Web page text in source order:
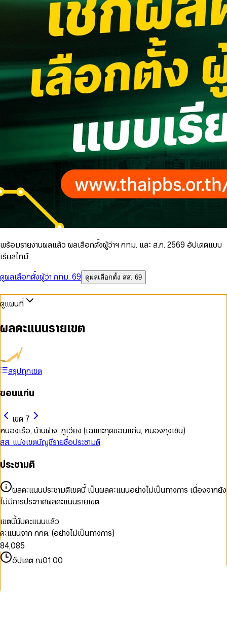
พร้อมรายงานผลแล้ว ผลเลือกตั้งผู้ว่าฯ กทม. และ ส.ก. 2569 อัปเดตแบบ
เรียลไทม์
ดูผลเลือกตั้งผู้ว่า กทม. 69
ดูผลเลือกตั้ง สส. 69
ดูแผนที่
ผลคะแนนรายเขต
สรุปทุกเขต
ขอนแก่น
เขต 7
หนองเรือ, บ้านฝาง, ภูเวียง (เฉพาะกุดขอนแก่น, หนองกุงเซิน)
สส. แบ่งเขตบัญชีรายชื่อประชามติ
ประชามติ
ผลคะแนนประชามติเขตนี้ เป็นผลคะแนนอย่างไม่เป็นทางการ เนื่องจากยัง
ไม่มีการประกาศผลคะแนนรายเขต
เขตนี้นับคะแนนแล้ว
คะแนนจาก กกต. (อย่างไม่เป็นทางการ)
0
1
2
3
4
5
6
7
8
9
0
1
2
3
4
5
6
,0
1
2
0
2
3
4
5
6
7
8
9
0
1
2
3
4
5
6
7
อัปเดต ณ01:00